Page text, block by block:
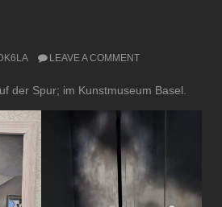
LEAVE A COMMENT
der Spur; im Kunstmuseum Basel.